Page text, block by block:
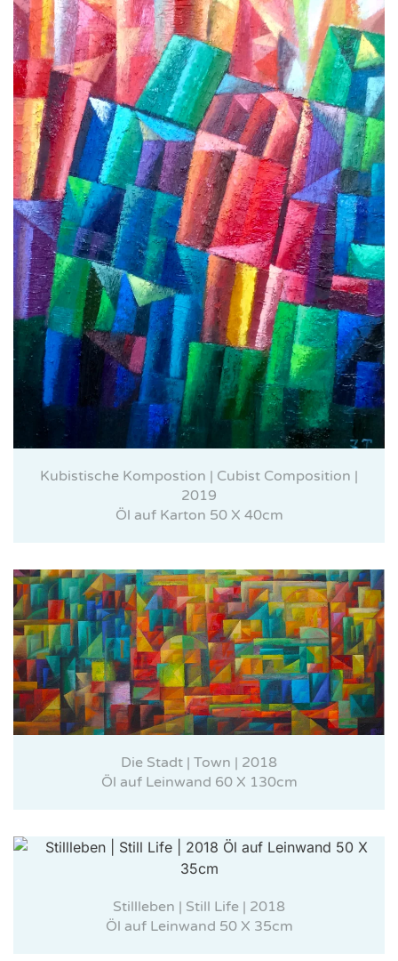
Kubistische Kompostion | Cubist Composition |
2019
Öl auf Karton 50 X 40cm
Die Stadt | Town | 2018
Öl auf Leinwand 60 X 130cm
Stillleben | Still Life | 2018
Öl auf Leinwand 50 X 35cm